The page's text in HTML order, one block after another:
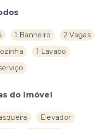
1 Banheiro
2 Vagas
1 Lavabo
do Imóvel
Elevador